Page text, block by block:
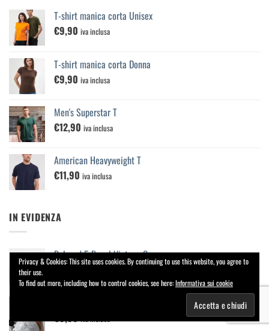
T-shirt manica corta Unisex
€9,90 iva inclusa
T-shirt manica corta Donna
€9,90 iva inclusa
Men's Superstar T
€12,90 iva inclusa
American Heavyweight T
€11,90 iva inclusa
IN EVIDENZA
Relaxed 5 Panel Vintage Cap
€9,90
€9,90 iva inclusa
Privacy & Cookies: This site uses cookies. By continuing to use this website, you agree to
their use.
To find out more, including how to control cookies, see here:Informativa sui cookie